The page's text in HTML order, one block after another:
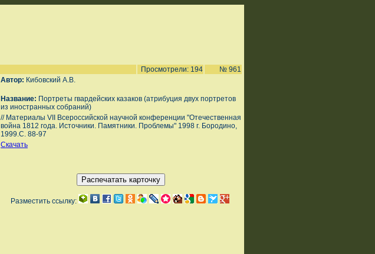
Просмотрели: 194
№ 961
Автор: Кибовский А.В.
Название: Портреты гвардейских казаков (атрибуция двух портретов
из иностранных собраний)
// Материалы VII Всероссийской научной конференции "Отечественная
война 1812 года. Источники. Памятники. Проблемы" 1998 г. Бородино,
1999.С. 88-97
Скачать
Разместить ссылку: